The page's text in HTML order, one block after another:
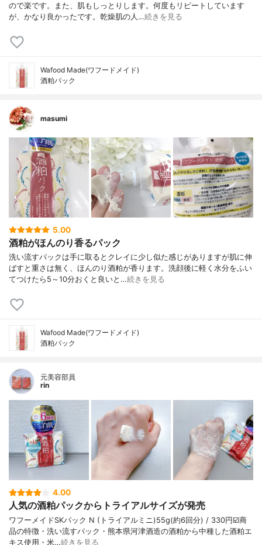
ので楽です。また、肌もしっとりします。何度もリピートしています
が、かなり良かったです。乾燥肌の人…続きを見る
Wafood Made(ワフードメイド)
酒粕パック
masumi
5.00
酒粕がほんのり香るパック
洗い流すパックは手に取るとクレイに少し似た感じがありますが肌に伸
ばすと重さは無く、ほんのり酒粕が香ります。洗顔後に軽く水分をふい
てつけたら5～10分おくと良いと…続きを見る
Wafood Made(ワフードメイド)
酒粕パック
元美容部員
rin
4.00
人気の酒粕パックからトライアルサイズが発売
ワフーメイドSKパック N (トライアルミニ)55g(約6回分) / 330円☑️商
品の特徴・洗い流すパック・熊本県河津酒造の酒粕から中種した酒粕エ
キス使用・米…続きを見る